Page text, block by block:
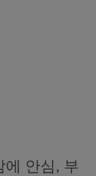
에 안심, 부